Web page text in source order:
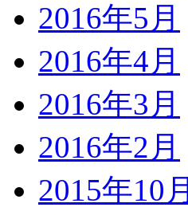
2016年5月
2016年4月
2016年3月
2016年2月
2015年10月